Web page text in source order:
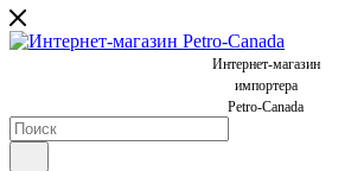
Интернет-магазин
импортера
Petro-Canada